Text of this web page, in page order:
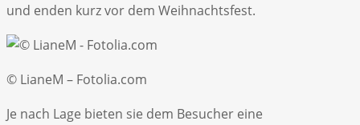
und enden kurz vor dem Weihnachtsfest.
© LianeM – Fotolia.com
Je nach Lage bieten sie dem Besucher eine